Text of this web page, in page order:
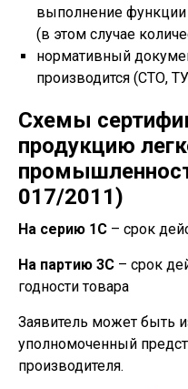
выполнение функции
(в этом случае
нормативный
производится (СТО,
Схемы
продукцию
017/2011)
На серию 1С – срок
На партию 3С – срок
годности товара
Заявитель может быть
уполномоченный
производителя.